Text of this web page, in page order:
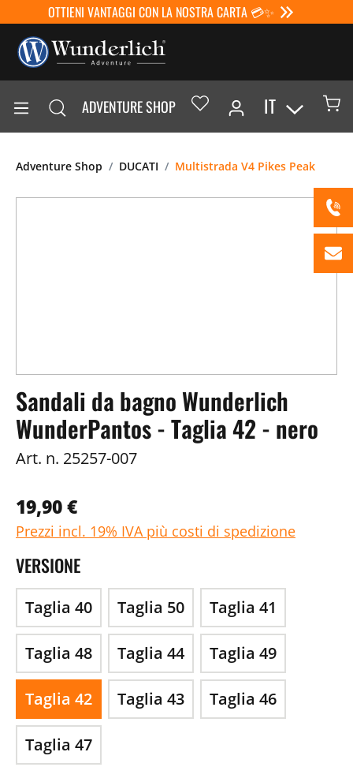
OTTIENI VANTAGGI CON LA NOSTRA CARTA 💳✨
ADVENTURE SHOP IT
Adventure Shop DUCATI Multistrada V4 Pikes Peak
Sandali da bagno Wunderlich
WunderPantos - Taglia 42 - nero
Art. n. 25257-007
19,90 €
Prezzi incl. 19% IVA più costi di spedizione
VERSIONE
Taglia 40 Taglia 50 Taglia 41
Taglia 48 Taglia 44 Taglia 49
Taglia 42 Taglia 43 Taglia 46
Taglia 47